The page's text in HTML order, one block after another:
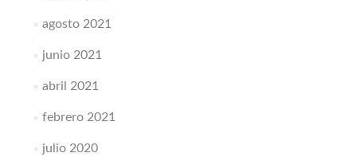
agosto 2021
junio 2021
abril 2021
febrero 2021
julio 2020